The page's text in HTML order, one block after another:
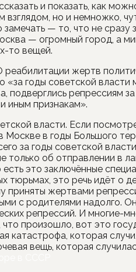
и показать, как
но и немножко,
— то, что не сразу
— огромный город, а
то вещей.
жертв
«за годы советской
подверглись репрессиям
иным признакам».
власти. Если
Москве в годы Большого
за годы советской
только об отправлении в
это заключённые
тюрьмах, это речь идёт о
приняты жертвами
с родителями надолго.
репрессий. И многие-
произошло, вот это
катастрофа, которая
вещь, которая